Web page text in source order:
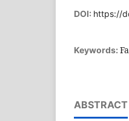
DOI: https://
Keywords:
ABSTRACT